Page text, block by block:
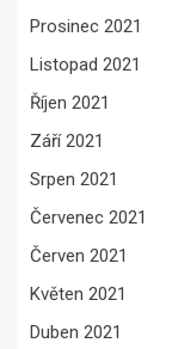
Prosinec 2021
Listopad 2021
Říjen 2021
Září 2021
Srpen 2021
Červenec 2021
Červen 2021
Květen 2021
Duben 2021